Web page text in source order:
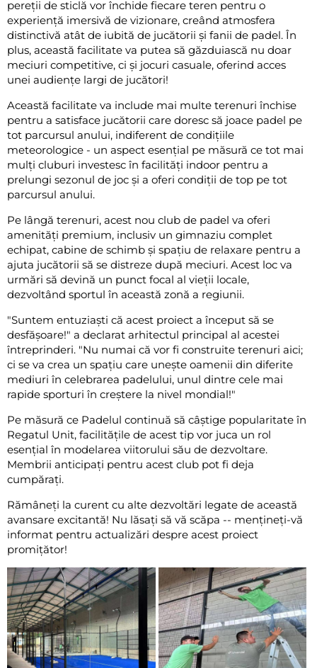
pereții de sticlă vor închide fiecare teren pentru o
experiență imersivă de vizionare, creând atmosfera
distinctivă atât de iubită de jucătorii și fanii de padel. În
plus, această facilitate va putea să găzduiască nu doar
meciuri competitive, ci și jocuri casuale, oferind acces
unei audiențe largi de jucători!
Această facilitate va include mai multe terenuri închise
pentru a satisface jucătorii care doresc să joace padel pe
tot parcursul anului, indiferent de condițiile
meteorologice - un aspect esențial pe măsură ce tot mai
mulți cluburi investesc în facilități indoor pentru a
prelungi sezonul de joc și a oferi condiții de top pe tot
parcursul anului.
Pe lângă terenuri, acest nou club de padel va oferi
amenități premium, inclusiv un gimnaziu complet
echipat, cabine de schimb și spațiu de relaxare pentru a
ajuta jucătorii să se distreze după meciuri. Acest loc va
urmări să devină un punct focal al vieții locale,
dezvoltând sportul în această zonă a regiunii.
"Suntem entuziaști că acest proiect a început să se
desfășoare!" a declarat arhitectul principal al acestei
întreprinderi. "Nu numai că vor fi construite terenuri aici;
ci se va crea un spațiu care unește oamenii din diferite
mediuri în celebrarea padelului, unul dintre cele mai
rapide sporturi în creștere la nivel mondial!"
Pe măsură ce Padelul continuă să câștige popularitate în
Regatul Unit, facilitățile de acest tip vor juca un rol
esențial în modelarea viitorului său de dezvoltare.
Membrii anticipați pentru acest club pot fi deja
cumpărați.
Rămâneți la curent cu alte dezvoltări legate de această
avansare excitantă! Nu lăsați să vă scăpa -- mențineți-vă
informat pentru actualizări despre acest proiect
promițător!